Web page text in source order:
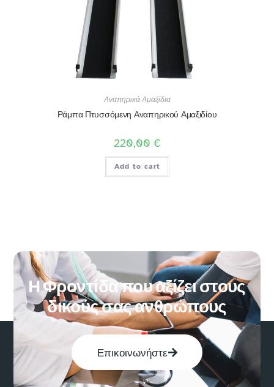
Αναπηρικά Αμαξίδια
Ράμπα Πτυσσόμενη Αναπηρικού Αμαξιδίου
220,00 €
Add to cart
Η Φροντίδα που αξίζει στους
δικούς σας ανθρώπους
Επικοινωνήστε